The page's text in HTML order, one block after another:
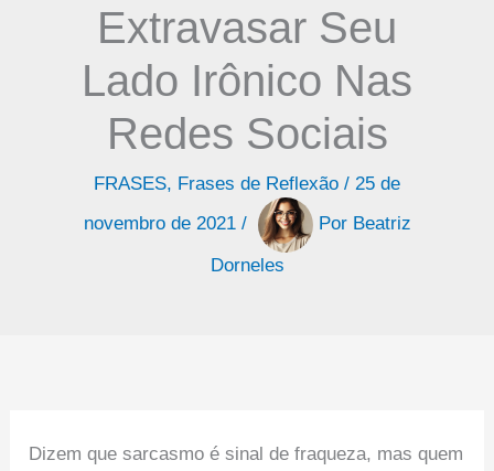
Extravasar Seu
Lado Irônico Nas
Redes Sociais
FRASES, Frases de Reflexão / 25 de
novembro de 2021 / Por Beatriz
Dorneles
Dizem que sarcasmo é sinal de fraqueza, mas quem